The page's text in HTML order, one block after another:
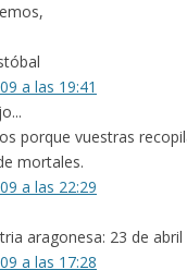
a las 19:41
porque vuestras
mortales.
a las 22:29
aragonesa: 23 de abril
a las 17:28